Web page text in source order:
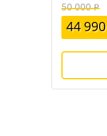
50 000
44 990